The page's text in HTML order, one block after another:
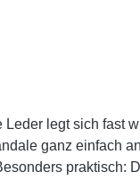
legt sich fast
ganz einfach
praktisch: